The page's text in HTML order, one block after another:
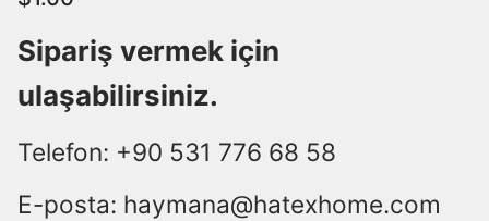
Sipariş vermek için
ulaşabilirsiniz.
Telefon: +90 531 776 68 58
E-posta: haymana@hatexhome.com